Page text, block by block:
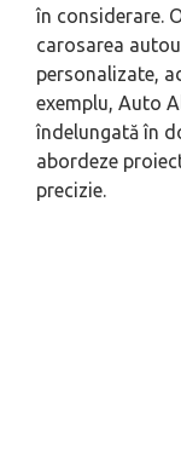
în considerare.
carosarea
personalizate,
exemplu, Auto
îndelungată în
abordeze
precizie.